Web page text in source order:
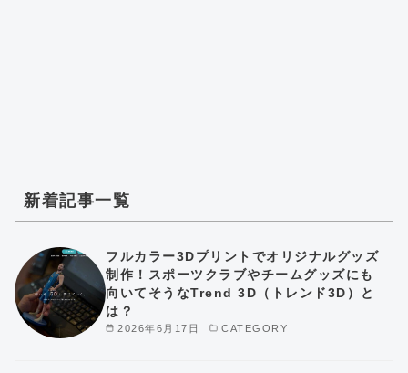
新着記事一覧
2026年6月17日 CATEGORY
フルカラー3Dプリントでオリジナルグッズ
制作！スポーツクラブやチームグッズにも
向いてそうなTrend 3D（トレンド3D）と
は？